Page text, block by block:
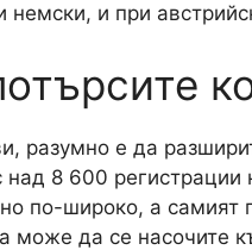
и при
разумно е да
над 8 600
по-широко, а самият
може да се насочите